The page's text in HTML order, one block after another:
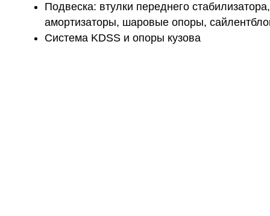
Подвеска: втулки переднего
амортизаторы, шаровые опоры,
Система KDSS и опоры кузова